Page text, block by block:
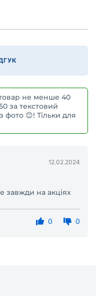
не менше 40
за текстовий
фото 😊! Тільки для
12.02.2024
завжди на акціях
0 0